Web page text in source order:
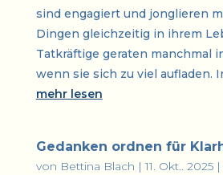
sind engagiert und jonglieren
Dingen gleichzeitig in ihrem
Tatkräftige geraten manchmal
wenn sie sich zu viel aufladen.
mehr lesen
Gedanken ordnen für
von Bettina Blach |11. Okt.. 2025|